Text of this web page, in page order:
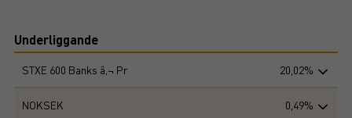
Underliggande
STXE 600 Banks â‚¬ Pr 20,02%
NOKSEK 0,49%